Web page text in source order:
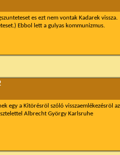
es ezt nem vontak Kadarek vissza.
Ebbol lett a gulyas kommunizmus.
egy a Kitörésröl szóló visszaemlékezésröl az
Albrecht György Karlsruhe